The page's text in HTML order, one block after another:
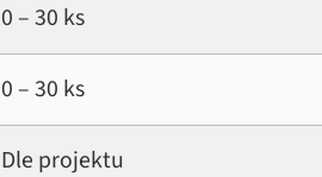
0 – 30 ks
0 – 30 ks
Dle projektu